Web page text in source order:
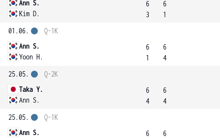
Ann S.
Kim D.
6
3
6
1
01.06.
Ann S.
Yoon H.
Q-1K
6
1
6
4
25.05.
Taka Y.
Ann S.
Q-2K
6
4
6
4
25.05.
Ann S.
Q-1K
6
6